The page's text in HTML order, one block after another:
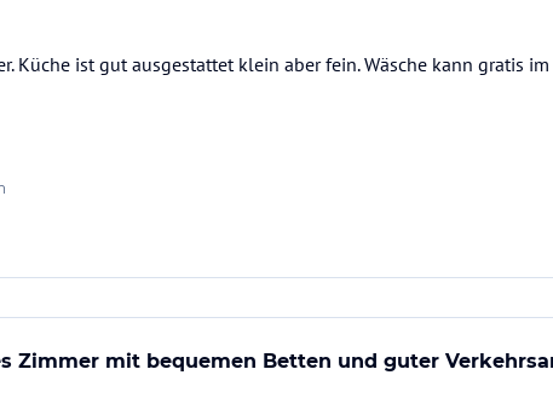
Küche ist gut ausgestattet klein aber fein. Wäsche kann gratis
Zimmer mit bequemen Betten und guter